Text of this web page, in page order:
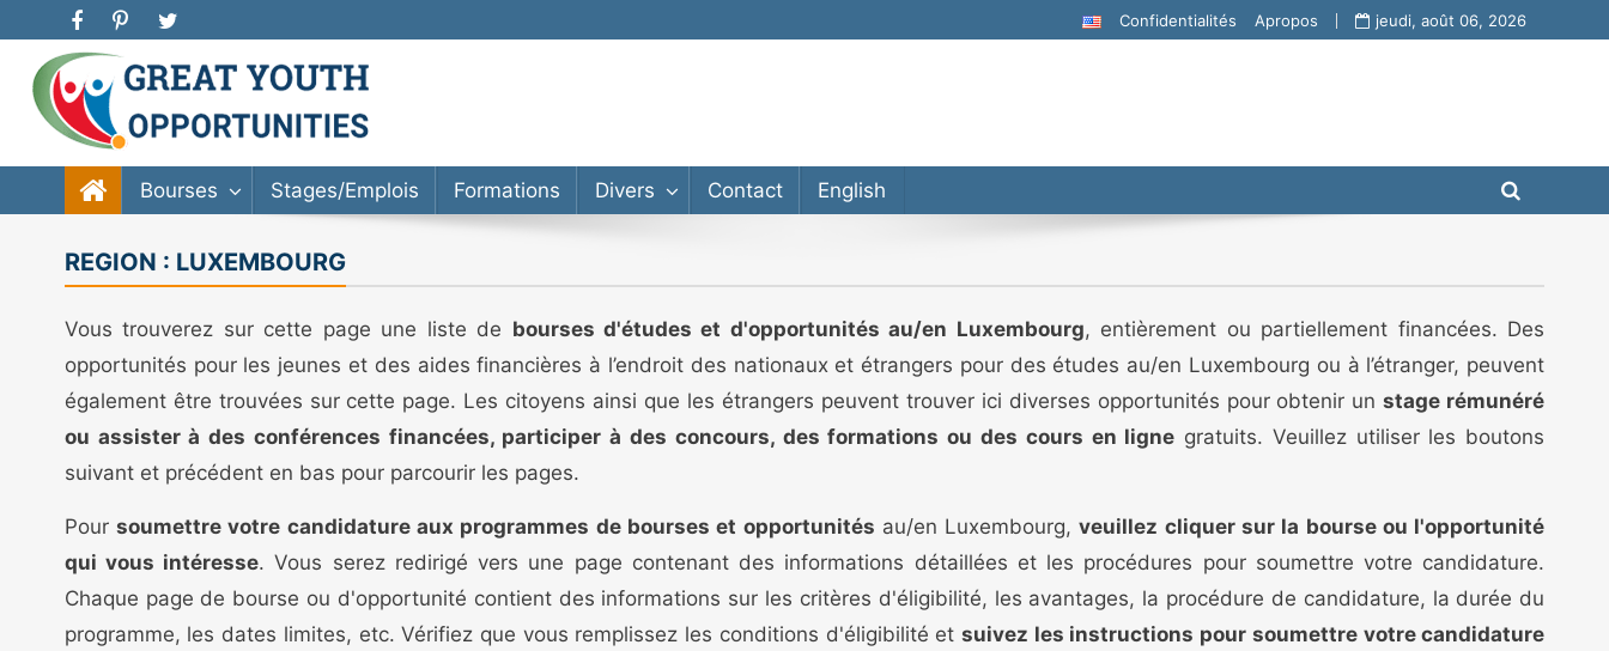
Confidentialités Apropos jeudi, août 06, 2026
Great Youth Opportunities
Bourse d’étude, stage, formation, entrepreneuriat
Bourses
Stages/Emplois Formations Divers Contact English
REGION : LUXEMBOURG
Vous trouverez sur cette page une liste de bourses d'études et d'opportunités au/en Luxembourg, entièrement ou partiellement financées. Des
opportunités pour les jeunes et des aides financières à l’endroit des nationaux et étrangers pour des études au/en Luxembourg ou à l’étranger, peuvent
également être trouvées sur cette page. Les citoyens ainsi que les étrangers peuvent trouver ici diverses opportunités pour obtenir unstage rémunéré
ou assister à des conférences financées, participer à des concours, des formations ou des cours en ligne gratuits. Veuillez utiliser les boutons
suivant et précédent en bas pour parcourir les pages.
Poursoumettre votre candidature aux programmes de bourses et opportunités au/en Luxembourg,veuillez cliquer sur la bourse ou l'opportunité
qui vous intéresse. Vous serez redirigé vers une page contenant des informations détaillées et les procédures pour soumettre votre candidature.
Chaque page de bourse ou d'opportunité contient des informations sur les critères d'éligibilité, les avantages, la procédure de candidature, la durée du
programme, les dates limites, etc. Vérifiez que vous remplissez les conditions d'éligibilité et suivez les instructions pour soumettre votre candidature